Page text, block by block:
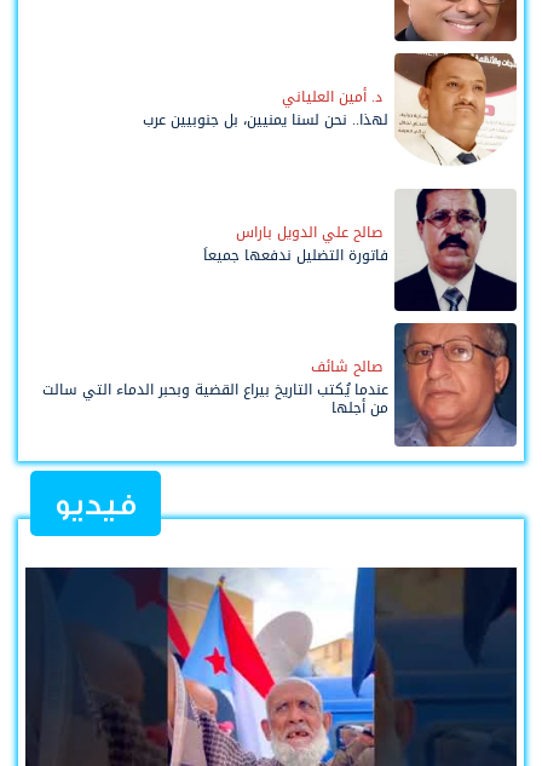
د. أمين العلياني
لهذا.. نحن لسنا يمنيين، بل جنوبيين عرب
صالح علي الدويل باراس
فاتورة التضليل ندفعها جميعاً
صالح شائف
عندما يُكتب التاريخ بيراع القضية وبحبر الدماء التي سالت
من أجلها
فيديو